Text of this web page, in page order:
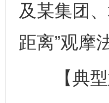
及某集团
距离”观摩
【典型